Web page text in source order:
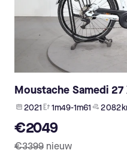
Moustache Samedi 27
2021 1m49-1m61 2 082
€2049
€3399 nieuw